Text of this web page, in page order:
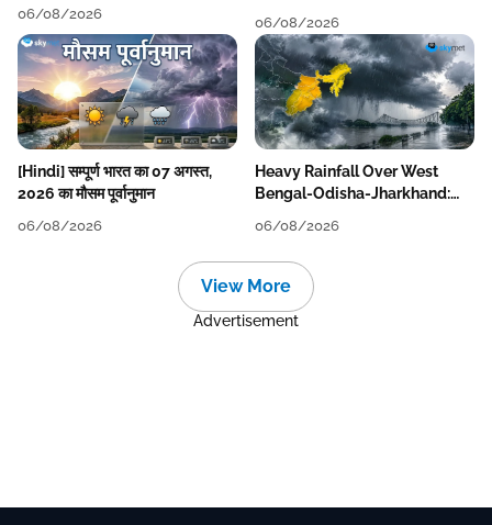
06/08/2026 06/08/2026
[Hindi] सम्पूर्ण भारत का 07 अगस्त,
2026 का मौसम पूर्वानुमान
06/08/2026
Heavy Rainfall Over West
Bengal-Odisha-Jharkhand:
06/08/2026
View More
Advertisement